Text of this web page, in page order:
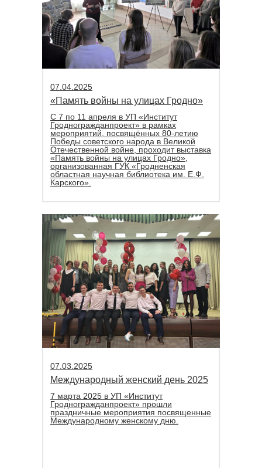
7 марта 2025 в УП «Институт
Гродногражданпроект» прошли
праздничные мероприятия посвященные
Международному женскому дню.
Международный женский день 2025
07.03.2025
С 7 по 11 апреля в УП «Институт
Гродногражданпроект» в рамках
мероприятий, посвящённых 80-летию
Победы советского народа в Великой
Отечественной войне, проходит выставка
«Память войны на улицах Гродно»,
организованная ГУК «Гродненская
областная научная библиотека им. Е.Ф.
Карского».
«Память войны на улицах Гродно»
07.04.2025